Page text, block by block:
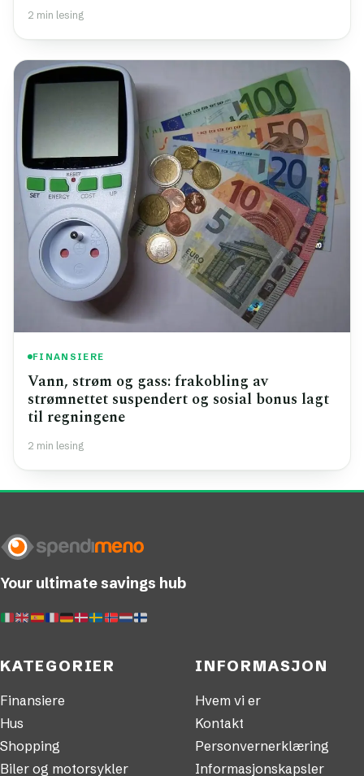
2 min lesing
FINANSIERE
Vann, strøm og gass: frakobling av
strømnettet suspendert og sosial bonus lagt
til regningene
2 min lesing
Your ultimate savings hub
KATEGORIER
Finansiere
Hus
Shopping
Biler og motorsykler
INFORMASJON
Hvem vi er
Kontakt
Personvernerklæring
Informasjonskapsler